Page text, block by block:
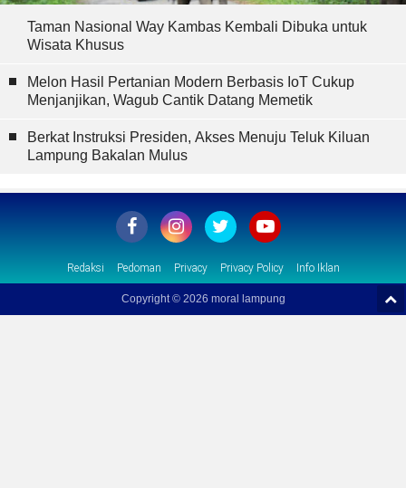
Taman Nasional Way Kambas Kembali Dibuka untuk
Wisata Khusus
Melon Hasil Pertanian Modern Berbasis IoT Cukup
Menjanjikan, Wagub Cantik Datang Memetik
Berkat Instruksi Presiden, Akses Menuju Teluk Kiluan
Lampung Bakalan Mulus
Redaksi Pedoman Privacy Privacy Policy Info Iklan
Copyright © 2026 moral lampung